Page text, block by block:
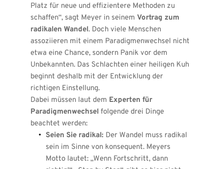
Platz für neue und effizientere Methoden zu
schaffen“, sagt Meyer in seinem Vortrag zum
radikalen Wandel. Doch viele Menschen
assoziieren mit einem Paradigmenwechsel nicht
etwa eine Chance, sondern Panik vor dem
Unbekannten. Das Schlachten einer heiligen Kuh
beginnt deshalb mit der Entwicklung der
richtigen Einstellung.
Dabei müssen laut dem Experten für
Paradigmenwechsel folgende drei Dinge
beachtet werden:
Seien Sie radikal: Der Wandel muss radikal
sein im Sinne von konsequent. Meyers
Motto lautet: „Wenn Fortschritt, dann